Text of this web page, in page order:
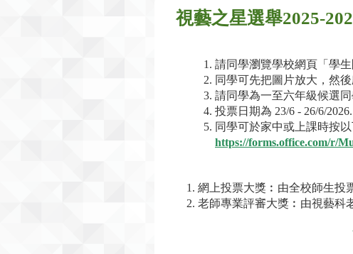
視藝之星選舉2025-
請同學瀏覽學校網頁「學
同學可先把圖片放大，然
請同學為一至六年級候選
投票日期為 23/6 -
同學可於家中或上課時按
https://forms.office.com/r/
1. 網上投票大獎︰由全校師生投
2. 老師專業評審大獎︰由視藝科